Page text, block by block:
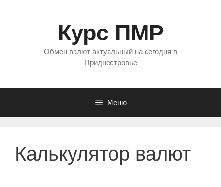
Курс ПМР
Обмен валют актуальный на сегодня в
Приднестровье
Меню
Калькулятор валют